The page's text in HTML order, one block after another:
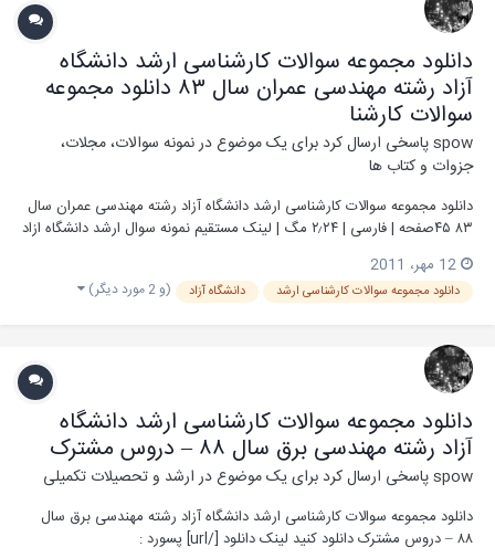
دانلود مجموعه سوالات کارشناسی ارشد دانشگاه
آزاد رشته مهندسی عمران سال ۸۳ دانلود مجموعه
سوالات کارشنا
spowپاسخی ارسال کرد برای یک موضوع درنمونه سوالات، مجلات،
جزوات و کتاب ها
دانلود مجموعه سوالات کارشناسی ارشد دانشگاه آزاد رشته مهندسی عمران سال
۸۳ ۴۵صفحه | فارسی | ۲٫۲۴ مگ | لینک مستقیم نمونه سوال ارشد دانشگاه ازاد
سازه، سازه های هیدرولیکی، مکانیک خاک و پی، مدیریت و ساخت دا...
12 مهر، 2011
دانلود مجموعه سوالات کارشناسی ارشد دانشگاه آزاد (و 2 مورد دیگر)
دانلود مجموعه سوالات کارشناسی ارشد دانشگاه
آزاد رشته مهندسی برق سال ۸۸ – دروس مشترک
spowپاسخی ارسال کرد برای یک موضوع درارشد و تحصیلات تکمیلی
دانلود مجموعه سوالات کارشناسی ارشد دانشگاه آزاد رشته مهندسی برق سال
۸۸ – دروس مشترک دانلود کنید لینک دانلود [/url] پسورد :